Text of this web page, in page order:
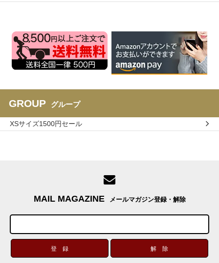
GROUP グループ
XSサイズ1500円セール
MAIL MAGAZINE メールマガジン登録・解除